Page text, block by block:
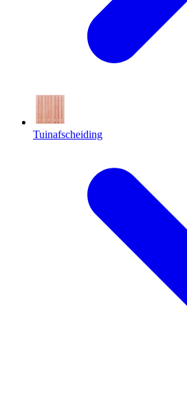
Tuinafscheiding